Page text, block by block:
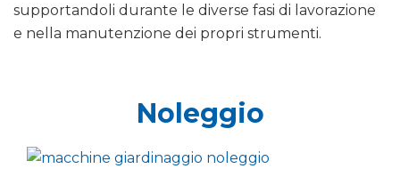
supportandoli durante le diverse fasi di lavorazione
e nella manutenzione dei propri strumenti.
Noleggio